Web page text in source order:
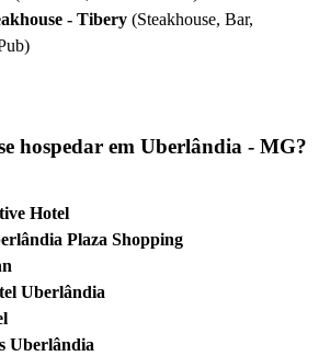
- Tibery (Steakhouse, Bar,
hospedar em Uberlândia - MG?
Hotel
Plaza Shopping
Uberlândia
Uberlândia